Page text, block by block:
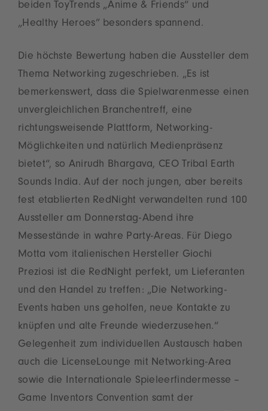
beiden ToyTrends „Anime & Friends“ und
„Healthy Heroes” besonders spannend.
Die höchste Bewertung haben die Aussteller dem
Thema Networking zugeschrieben. „Es ist
bemerkenswert, dass die Spielwarenmesse einen
unvergleichlichen Branchentreff, eine
richtungsweisende Plattform, Networking-
Möglichkeiten und natürlich Medienpräsenz
bietet“, so Anirudh Bhargava, CEO Tribal Earth
Sounds India. Auf der noch jungen, aber bereits
fest etablierten RedNight verwandelten rund 100
Aussteller am Donnerstag-Abend ihre
Messestände in wahre Party-Areas. Für Diego
Motta vom italienischen Hersteller Giochi
Preziosi ist die RedNight perfekt, um Lieferanten
und den Handel zu treffen: „Die Networking-
Events haben uns geholfen, neue Kontakte zu
knüpfen und alte Freunde wiederzusehen.“
Gelegenheit zum individuellen Austausch haben
auch die LicenseLounge mit Networking-Area
sowie die Internationale Spieleerfindermesse –
Game Inventors Convention samt der